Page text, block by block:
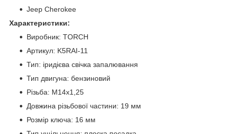
Jeep Cherokee
Характеристики:
Виробник: TORCH
Артикул: K5RAI-11
Тип: іридієва свічка запалювання
Тип двигуна: бензиновий
Різьба: M14x1,25
Довжина різьбової частини: 19 мм
Розмір ключа: 16 мм